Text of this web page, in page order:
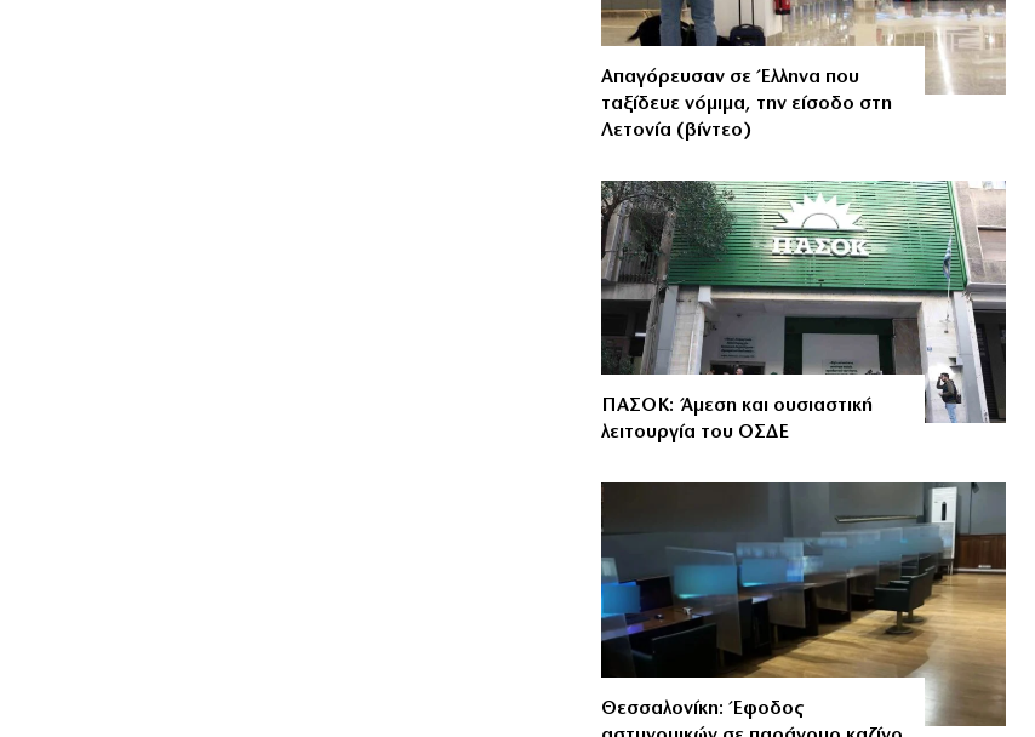
Απαγόρευσαν σε Έλληνα που
ταξίδευε νόμιμα, την είσοδο στη
Λετονία (βίντεο)
ΠΑΣΟΚ: Άμεση και ουσιαστική
λειτουργία του ΟΣΔΕ
Θεσσαλονίκη: Έφοδος